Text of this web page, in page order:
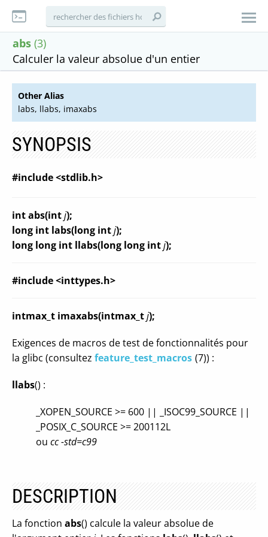
abs (3)
Calculer la valeur absolue d'un entier
Other Alias
labs, llabs, imaxabs
SYNOPSIS
#include <stdlib.h>
int abs(intj);
long int labs(long intj);
long long int llabs(long long intj);
#include <inttypes.h>
intmax_t imaxabs(intmax_tj);
Exigences de macros de test de fonctionnalités pour
la glibc (consultez feature_test_macros (7)) :
llabs() :
_XOPEN_SOURCE >= 600 || _ISOC99_SOURCE ||
_POSIX_C_SOURCE >= 200112L
ou cc -std=c99
DESCRIPTION
La fonction abs() calcule la valeur absolue de